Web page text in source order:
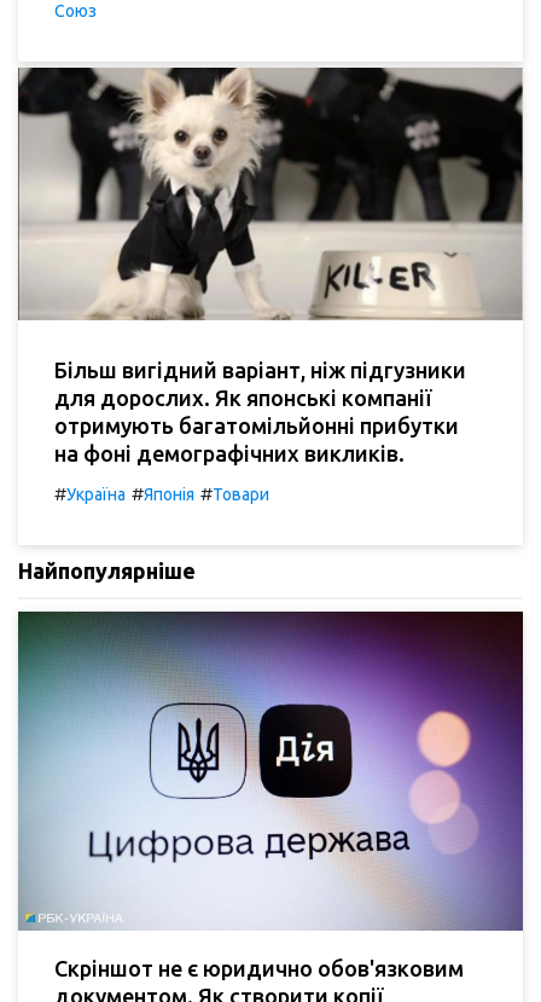
Союз
Більш вигідний варіант, ніж підгузники
для дорослих. Як японські компанії
отримують багатомільйонні прибутки
на фоні демографічних викликів.
#Україна #Японія #Товари
Найпопулярніше
Скріншот не є юридично обов'язковим
документом. Як створити копії